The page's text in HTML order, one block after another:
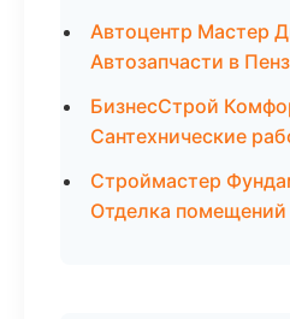
Автоцентр Мастер
Автозапчасти в
БизнесСтрой
Сантехнические
Строймастер
Отделка помещений